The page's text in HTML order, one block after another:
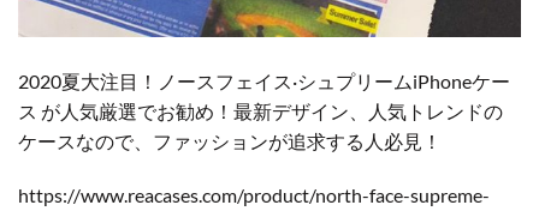
2020夏大注目！ノースフェイス·シュプリームiPhoneケー
ス が人気厳選でお勧め！最新デザイン、人気トレンドの
ケースなので、ファッションが追求する人必見！
https://www.reacases.com/product/north-face-supreme-